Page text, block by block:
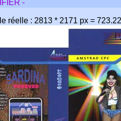
-
réelle : 2813 * 2171 px =